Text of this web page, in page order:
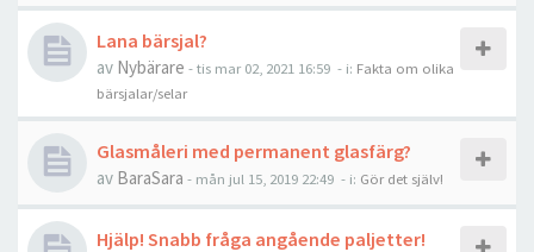
Lana bärsjal?
av Nybärare -tis mar 02, 2021 16:59 - i: Fakta om olika
bärsjalar/selar
Glasmåleri med permanent glasfärg?
av BaraSara - mån jul 15, 2019 22:49 - i: Gör det själv!
Hjälp! Snabb fråga angående paljetter!